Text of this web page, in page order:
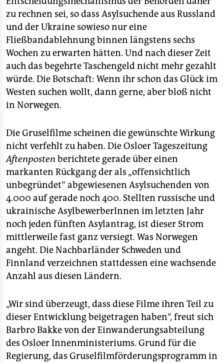
zu rechnen sei, so dass Asylsuchende aus Russland
und der Ukraine sowieso nur eine
Fließbandablehnung binnen längstens sechs
Wochen zu erwarten hätten. Und nach dieser Zeit
auch das begehrte Taschengeld nicht mehr gezahlt
würde. Die Botschaft: Wenn ihr schon das Glück im
Westen suchen wollt, dann gerne, aber bloß nicht
in Norwegen.
Die Gruselfilme scheinen die gewünschte Wirkung
nicht verfehlt zu haben. Die Osloer Tageszeitung
Aftenposten berichtete gerade über einen
markanten Rückgang der als „offensichtlich
unbegründet“ abgewiesenen Asylsuchenden von
4.000 auf gerade noch 400. Stellten russische und
ukrainische AsylbewerberInnen im letzten Jahr
noch jeden fünften Asylantrag, ist dieser Strom
mittlerweile fast ganz versiegt. Was Norwegen
angeht. Die Nachbarländer Schweden und
Finnland verzeichnen stattdessen eine wachsende
Anzahl aus diesen Ländern.
„Wir sind überzeugt, dass diese Filme ihren Teil zu
dieser Entwicklung beigetragen haben“, freut sich
Barbro Bakke von der Einwanderungsabteilung
des Osloer Innenministeriums. Grund für die
Regierung, das Gruselfilmförderungsprogramm in